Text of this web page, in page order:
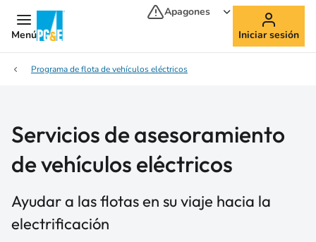
Menú
Apagones
Iniciar sesión
Programa de flota de vehículos eléctricos
Servicios de asesoramiento
de vehículos eléctricos
Ayudar a las flotas en su viaje hacia la
electrificación